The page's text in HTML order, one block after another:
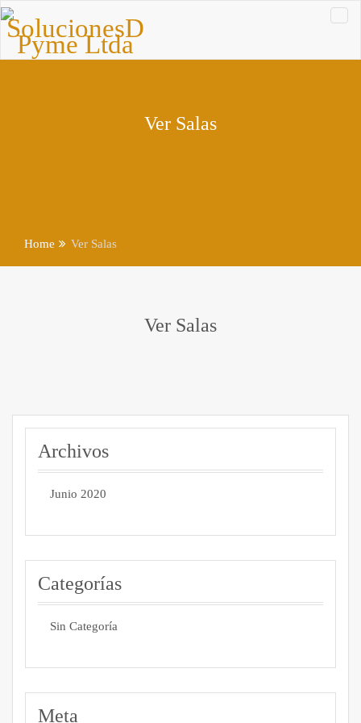
Ver Salas
Home Ver Salas
Ver Salas
Archivos
Junio 2020
Categorías
Sin Categoría
Meta